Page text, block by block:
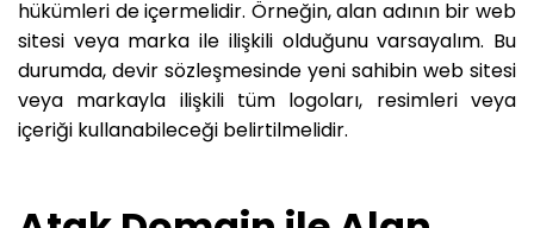
hükümleri de içermelidir. Örneğin, alan adının bir web
sitesi veya marka ile ilişkili olduğunu varsayalım. Bu
durumda, devir sözleşmesinde yeni sahibin web sitesi
veya markayla ilişkili tüm logoları, resimleri veya
içeriği kullanabileceği belirtilmelidir.